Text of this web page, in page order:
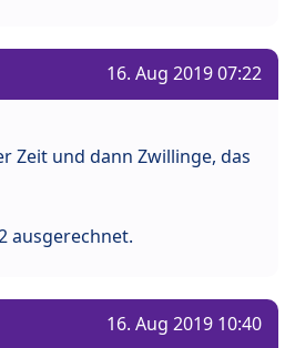
16. Aug 2019 07:22
Zeit und dann Zwillinge, das
ausgerechnet.
16. Aug 2019 10:40